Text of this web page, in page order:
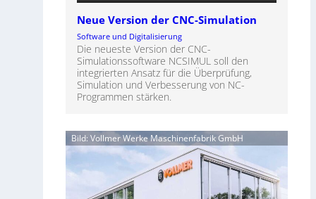
Neue Version der CNC-Simulation
Software und Digitalisierung
Die neueste Version der CNC-
Simulationssoftware NCSIMUL soll den
integrierten Ansatz für die Überprüfung,
Simulation und Verbesserung von NC-
Programmen stärken.
Bild: Vollmer Werke Maschinenfabrik GmbH